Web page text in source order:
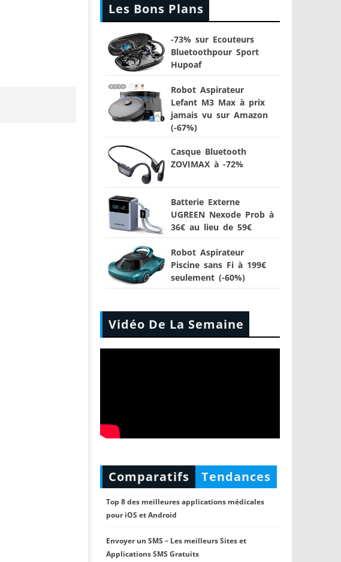
Les Bons Plans
-73% sur Ecouteurs
Bluetoothpour Sport
Hupoaf
Robot Aspirateur
Lefant M3 Max à prix
jamais vu sur Amazon
(-67%)
Casque Bluetooth
ZOVIMAX à -72%
Batterie Externe
UGREEN Nexode Prob à
36€ au lieu de 59€
Robot Aspirateur
Piscine sans Fi à 199€
seulement (-60%)
Vidéo De La Semaine
Comparatifs Tendances
Top 8 des meilleures applications médicales
pour iOS et Android
Envoyer un SMS – Les meilleurs Sites et
Applications SMS Gratuits